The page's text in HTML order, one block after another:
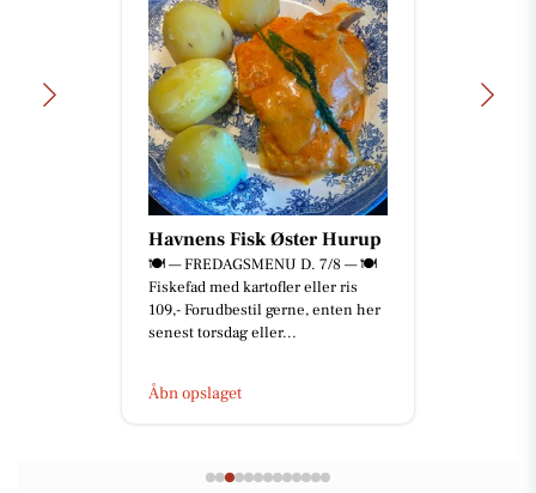
Havnens Fisk Øster Hurup
🍽️ — FREDAGSMENU D. 7/8 — 🍽️
Fiskefad med kartofler eller ris
109,- Forudbestil gerne, enten her
senest torsdag eller...
Åbn opslaget